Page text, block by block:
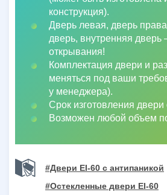
конструкция).
Дверь левая, дверь
дверь, внутренняя дверь
открывания!
Комплектация двери и
меняться под ваши
у менеджера).
Срок изготовления двери
Возможен любой объем
#Двери EI-60 с антипаникой
#Остекленные двери EI-60